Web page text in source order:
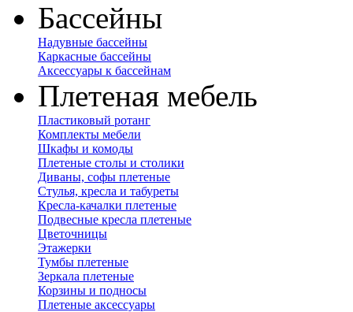
Бассейны
Надувные бассейны
Каркасные бассейны
Аксессуары к бассейнам
Плетеная мебель
Пластиковый ротанг
Комплекты мебели
Шкафы и комоды
Плетеные столы и столики
Диваны, софы плетеные
Стулья, кресла и табуреты
Кресла-качалки плетеные
Подвесные кресла плетеные
Цветочницы
Этажерки
Тумбы плетеные
Зеркала плетеные
Корзины и подносы
Плетеные аксессуары